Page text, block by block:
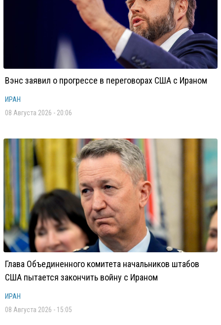
Вэнс заявил о прогрессе в переговорах США с Ираном
ИРАН
08 Августа 2026 - 20:06
Глава Объединенного комитета начальников штабов
США пытается закончить войну с Ираном
ИРАН
08 Августа 2026 - 15:05